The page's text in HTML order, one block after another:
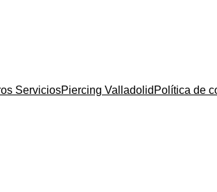
ServiciosPiercing Valladolid Política de